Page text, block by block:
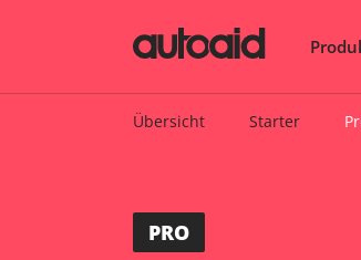
Übersicht Starter
PRO